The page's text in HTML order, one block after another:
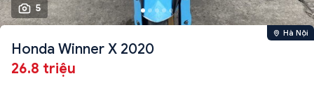
5
Hà Nội
Honda Winner X 2020
26.8 triệu